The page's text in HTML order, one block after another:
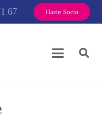
67 Hazte Socio